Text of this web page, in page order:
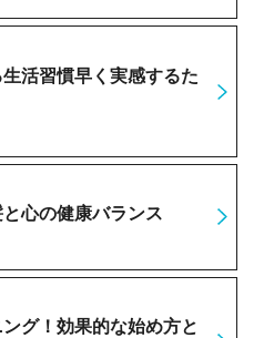
活習慣早く実感するた
心の健康バランス
グ！効果的な始め方と